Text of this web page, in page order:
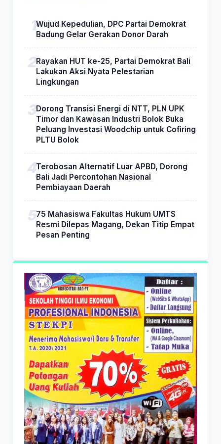
Wujud Kepedulian, DPC Partai Demokrat
Badung Gelar Gerakan Donor Darah
Rayakan HUT ke-25, Partai Demokrat Bali
Lakukan Aksi Nyata Pelestarian
Lingkungan
Dorong Transisi Energi di NTT, PLN UPK
Timor dan Kawasan Industri Bolok Buka
Peluang Investasi Woodchip untuk Cofiring
PLTU Bolok
Terobosan Alternatif Luar APBD, Dorong
Bali Jadi Percontohan Nasional
Pembiayaan Daerah
75 Mahasiswa Fakultas Hukum UMTS
Resmi Dilepas Magang, Dekan Titip Empat
Pesan Penting